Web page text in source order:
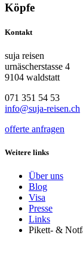
Köpfe
Kontakt
suja reisen
urnäscherstasse 4
9104 waldstatt
071 351 54 53
info@suja-reisen.ch
offerte anfragen
Weitere links
Über uns
Blog
Visa
Presse
Links
Pikett- &